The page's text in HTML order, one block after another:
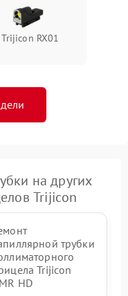
Trijicon RX01
на других
Trijicon
трубки
Trijicon
HD